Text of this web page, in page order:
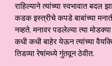
राहिल्याने त्यांच्या स्वभावात बदल
कडक इस्त्रीचे कपडे बाबांच्या
नव्हते. मनावर पडलेल्या त्या
कधी कधी बाहेर येऊन त्यांच्या
तिडव्या रेषांमध्ये गुंतवून ठेवीत.